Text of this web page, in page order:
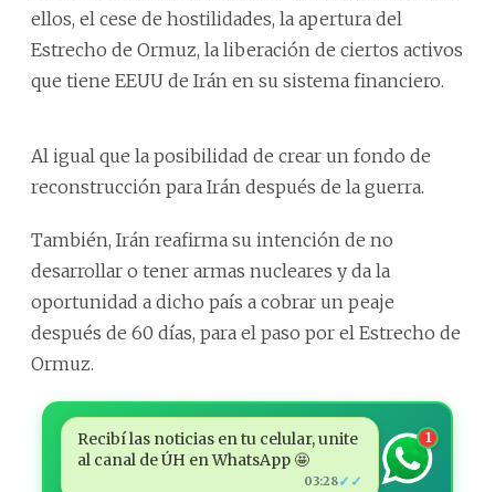
ellos, el cese de hostilidades, la apertura del
Estrecho de Ormuz, la liberación de ciertos activos
que tiene EEUU de Irán en su sistema financiero.
Al igual que la posibilidad de crear un fondo de
reconstrucción para Irán después de la guerra.
También, Irán reafirma su intención de no
desarrollar o tener armas nucleares y da la
oportunidad a dicho país a cobrar un peaje
después de 60 días, para el paso por el Estrecho de
Ormuz.
Recibí las noticias en tu celular, unite
al canal de ÚH en WhatsApp 🤩
03:28✓✓
1